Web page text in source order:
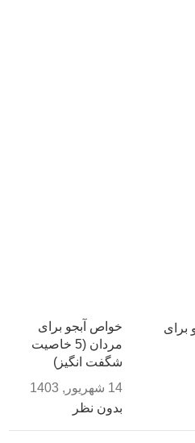
خواص آبجو برای
مردان (5 خاصیت
شگفت انگیز)
14 شهریور, 1403
بدون نظر